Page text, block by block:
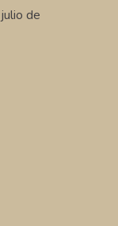
de